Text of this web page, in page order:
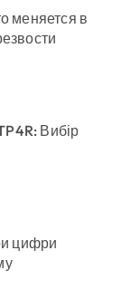
меняется в
Вибір
цифри